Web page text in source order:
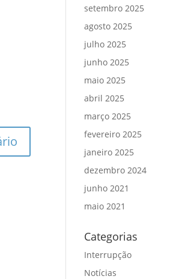
setembro 2025
agosto 2025
julho 2025
junho 2025
maio 2025
abril 2025
março 2025
fevereiro 2025
janeiro 2025
dezembro 2024
junho 2021
maio 2021
Categorias
Interrupção
Notícias